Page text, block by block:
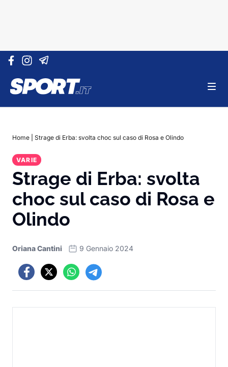
Vai al contenuto
Home Strage di Erba: svolta choc sul caso di Rosa e Olindo
VARIE
Strage di Erba: svolta
choc sul caso di Rosa e
Olindo
Oriana Cantini 9 Gennaio 2024